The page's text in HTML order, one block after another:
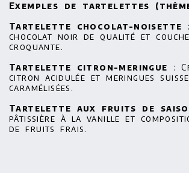
Exemples de tartelettes
Tartelette chocolat-noisette
chocolat noir de qualité et
croquante.
Tartelette citron-meringue :
citron acidulée et meringues
caramélisées.
Tartelette aux fruits de
pâtissière à la vanille et
de fruits frais.